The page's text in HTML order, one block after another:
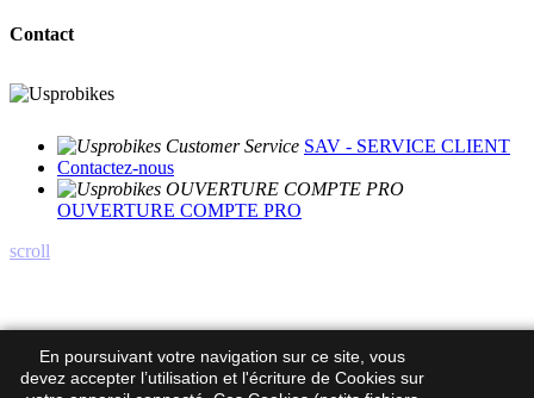
Contact
SAV - SERVICE CLIENT
Contactez-nous
OUVERTURE COMPTE PRO
scroll
En poursuivant votre navigation sur ce site, vous
devez accepter l’utilisation et l'écriture de Cookies sur